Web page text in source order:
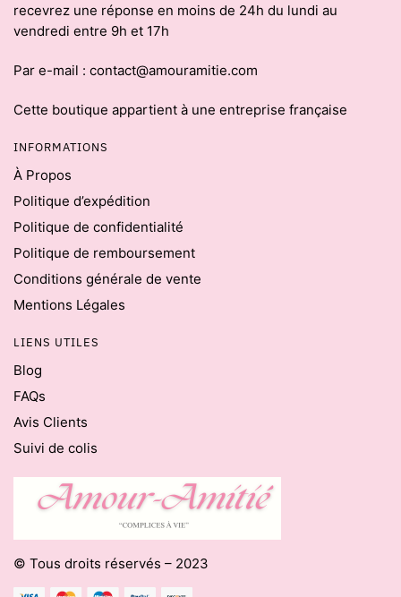
recevrez une réponse en moins de 24h du lundi au
vendredi entre 9h et 17h
Par e-mail : contact@amouramitie.com
Cette boutique appartient à une entreprise française
INFORMATIONS
À Propos
Politique d’expédition
Politique de confidentialité
Politique de remboursement
Conditions générale de vente
Mentions Légales
LIENS UTILES
Blog
FAQs
Avis Clients
Suivi de colis
© Tous droits réservés – 2023